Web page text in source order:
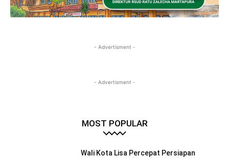
- Advertisment -
- Advertisment -
MOST POPULAR
Wali Kota Lisa Percepat Persiapan